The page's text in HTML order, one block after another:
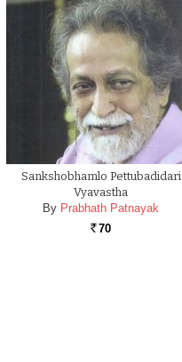
Sankshobhamlo Pettubadidari
Vyavastha
By Prabhath Patnayak
Rs. 70